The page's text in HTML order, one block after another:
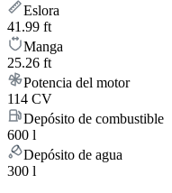
Eslora
41.99 ft
Manga
25.26 ft
Potencia del motor
114 CV
Depósito de combustible
600 l
Depósito de agua
300 l